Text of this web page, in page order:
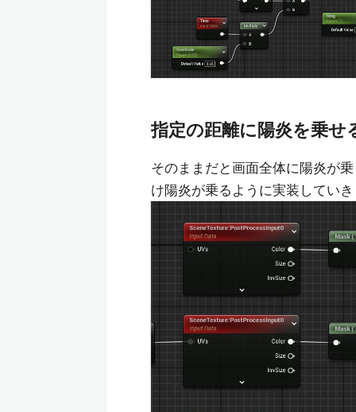
指定の距離に陽炎を乗せ
そのままだと画面全体に陽炎が
け陽炎が乗るように実装してい